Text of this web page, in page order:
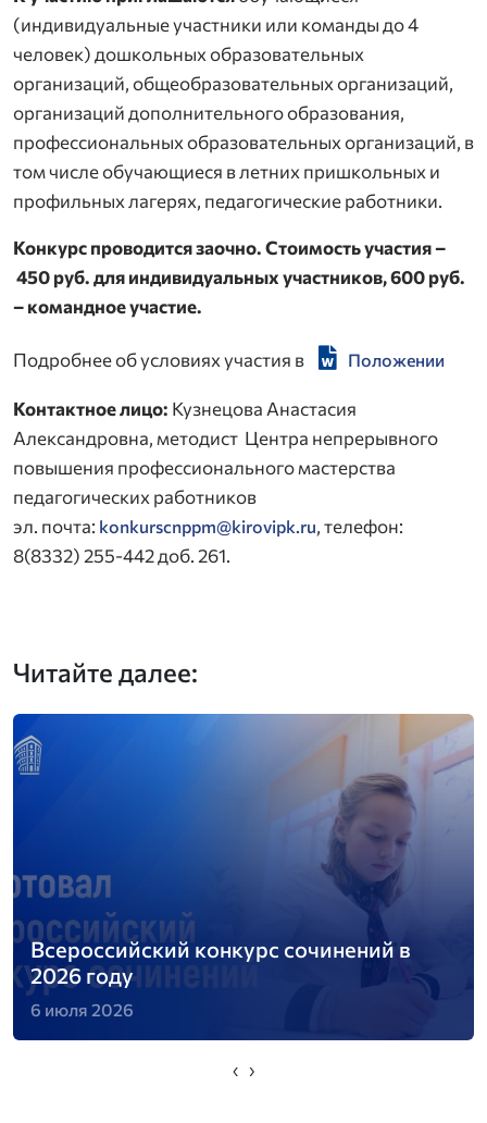
(индивидуальные участники или команды до 4
человек) дошкольных образовательных
организаций, общеобразовательных организаций,
организаций дополнительного образования,
профессиональных образовательных организаций, в
том числе обучающиеся в летних пришкольных и
профильных лагерях, педагогические работники.
Конкурс проводится заочно. Стоимость участия –
450 руб. для индивидуальных участников, 600 руб.
– командное участие.
Подробнее об условиях участия в Положении
Контактное лицо: Кузнецова Анастасия
Александровна, методист Центра непрерывного
повышения профессионального мастерства
педагогических работников
эл. почта: konkurscnppm@kirovipk.ru, телефон:
8(8332) 255-442 доб. 261.
Читайте далее:
Всероссийский конкурс сочинений в
2026 году
6 июля 2026
‹ ›